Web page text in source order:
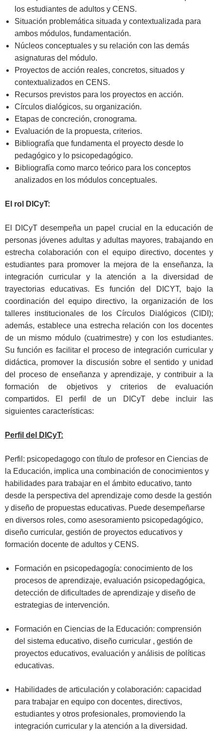
los estudiantes de adultos y CENS.
Situación problemática situada y contextualizada para
ambos módulos, fundamentación.
Núcleos conceptuales y su relación con las demás
asignaturas del módulo.
Proyectos de acción reales, concretos, situados y
contextualizados en CENS.
Recursos previstos para los proyectos en acción.
Círculos dialógicos, su organización.
Etapas de concreción, cronograma.
Evaluación de la propuesta, criterios.
Bibliografía que fundamenta el proyecto desde lo
pedagógico y lo psicopedagógico.
Bibliografía como marco teórico para los conceptos
analizados en los módulos conceptuales.
El rol DICyT:
El DICyT desempeña un papel crucial en la educación de
personas jóvenes adultas y adultas mayores, trabajando en
estrecha colaboración con el equipo directivo, docentes y
estudiantes para promover la mejora de la enseñanza, la
integración curricular y la atención a la diversidad de
trayectorias educativas. Es función del DICYT, bajo la
coordinación del equipo directivo, la organización de los
talleres institucionales de los Círculos Dialógicos (CIDI);
además, establece una estrecha relación con los docentes
de un mismo módulo (cuatrimestre) y con los estudiantes.
Su función es facilitar el proceso de integración curricular y
didáctica, promover la discusión sobre el sentido y unidad
del proceso de enseñanza y aprendizaje, y contribuir a la
formación de objetivos y criterios de evaluación
compartidos. El perfil de un DICyT debe incluir las
siguientes características:
Perfil del DICyT:
Perfil: psicopedagogo con título de profesor en Ciencias de
la Educación, implica una combinación de conocimientos y
habilidades para trabajar en el ámbito educativo, tanto
desde la perspectiva del aprendizaje como desde la gestión
y diseño de propuestas educativas. Puede desempeñarse
en diversos roles, como asesoramiento psicopedagógico,
diseño curricular, gestión de proyectos educativos y
formación docente de adultos y CENS.
Formación en psicopedagogía: conocimiento de los
procesos de aprendizaje, evaluación psicopedagógica,
detección de dificultades de aprendizaje y diseño de
estrategias de intervención.
Formación en Ciencias de la Educación: comprensión
del sistema educativo, diseño curricular , gestión de
proyectos educativos, evaluación y análisis de políticas
educativas.
Habilidades de articulación y colaboración: capacidad
para trabajar en equipo con docentes, directivos,
estudiantes y otros profesionales, promoviendo la
integración curricular y la atención a la diversidad.